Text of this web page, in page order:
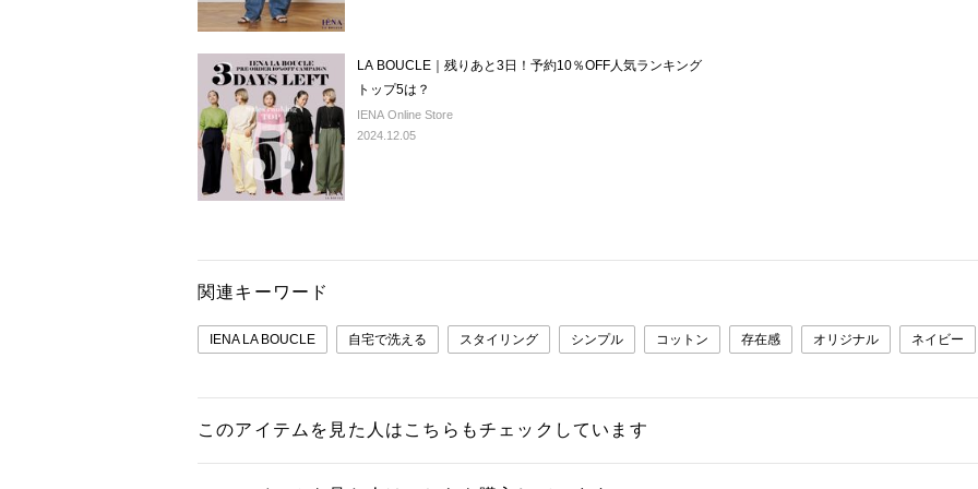
LA BOUCLE｜残りあと3日！予約10％OFF人気ランキング
トップ5は？
IENA Online Store
2024.12.05
関連キーワード
IENA LA BOUCLE 自宅で洗える スタイリング シンプル コットン 存在感 オリジナル ネイビー
このアイテムを見た人はこちらもチェックしています